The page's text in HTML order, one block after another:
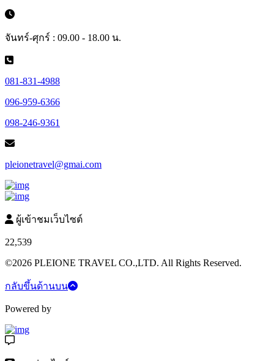
จันทร์-ศุกร์ : 09.00 - 18.00 น.
081-831-4988
096-959-6366
098-246-9361
pleionetravel@gmai.com
ผู้เข้าชมเว็บไซต์
22,539
©2026 PLEIONE TRAVEL CO.,LTD. All Rights Reserved.
กลับขึ้นด้านบน
Powered by